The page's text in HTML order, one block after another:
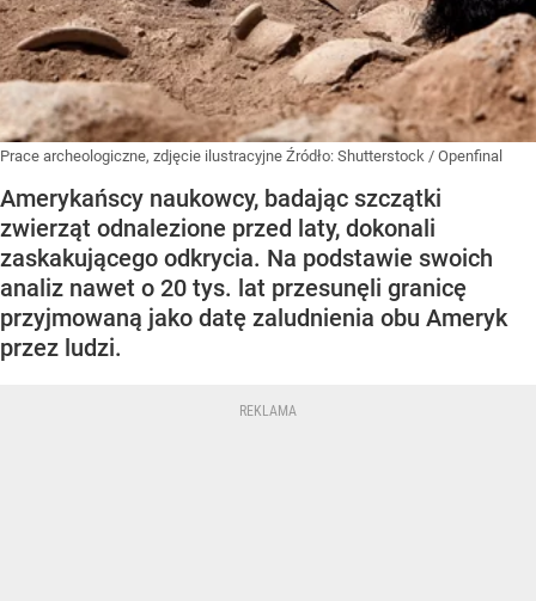
Prace archeologiczne, zdjęcie ilustracyjne Źródło: Shutterstock / Openfinal
Amerykańscy naukowcy, badając szczątki
zwierząt odnalezione przed laty, dokonali
zaskakującego odkrycia. Na podstawie swoich
analiz nawet o 20 tys. lat przesunęli granicę
przyjmowaną jako datę zaludnienia obu Ameryk
przez ludzi.